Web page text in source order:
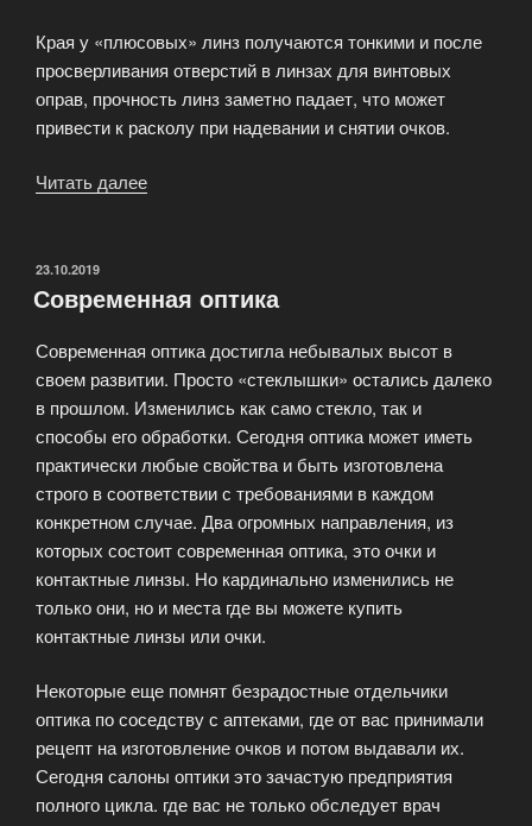
Края у «плюсовых» линз получаются тонкими и после
просверливания отверстий в линзах для винтовых
оправ, прочность линз заметно падает, что может
привести к расколу при надевании и снятии очков.
Читать далее
«ОптикРемонт»»
ОПУБЛИКОВАНО
23.10.2019
Современная оптика
Современная оптика достигла небывалых высот в
своем развитии. Просто «стеклышки» остались далеко
в прошлом. Изменились как само стекло, так и
способы его обработки. Сегодня оптика может иметь
практически любые свойства и быть изготовлена
строго в соответствии с требованиями в каждом
конкретном случае. Два огромных направления, из
которых состоит современная оптика, это очки и
контактные линзы. Но кардинально изменились не
только они, но и места где вы можете купить
контактные линзы или очки.
Некоторые еще помнят безрадостные отдельчики
оптика по соседству с аптеками, где от вас принимали
рецепт на изготовление очков и потом выдавали их.
Сегодня салоны оптики это зачастую предприятия
полного цикла. где вас не только обследует врач